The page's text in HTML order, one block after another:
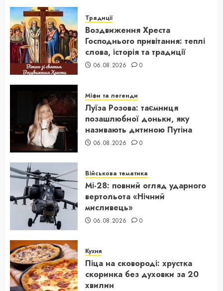
Традиції
Воздвиження Хреста
Господнього привітання: теплі
слова, історія та традиції
06.08.2026 0
Міфи та легенди
Луїза Розова: таємниця
позашлюбної доньки, яку
називають дитиною Путіна
06.08.2026 0
Військова тематика
Мі-28: повний огляд ударного
вертольота «Нічний
мисливець»
06.08.2026 0
Кухня
Піца на сковороді: хрустка
скоринка без духовки за 20
хвилин